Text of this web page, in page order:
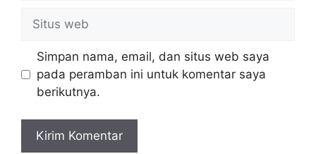
Situs
web
Simpan nama, email, dan situs web saya
pada peramban ini untuk komentar saya
berikutnya.